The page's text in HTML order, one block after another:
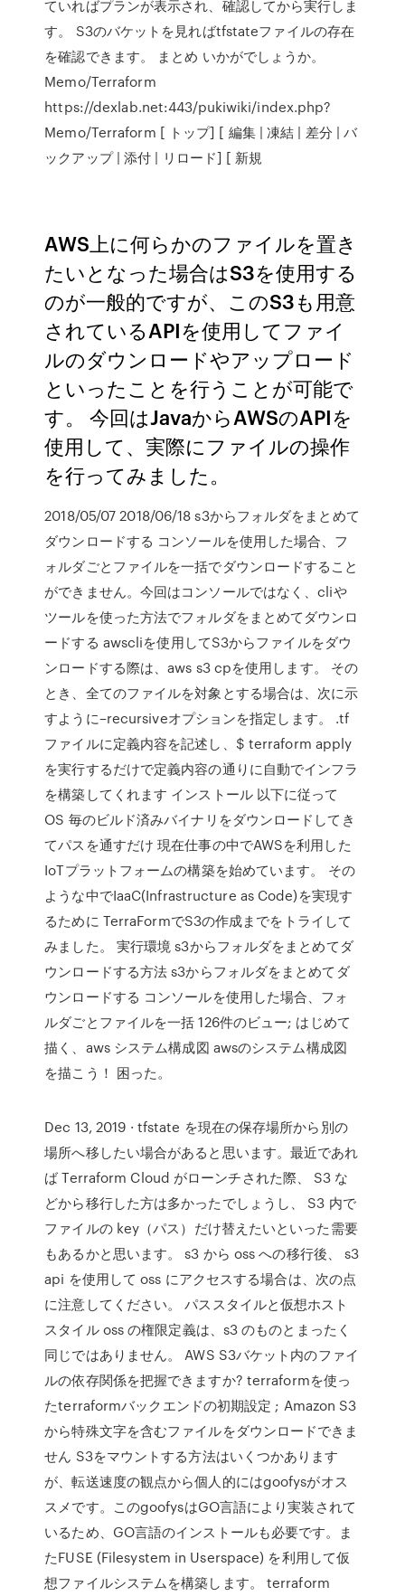
ていればプランが表示され、確認してから実行しま
す。 S3のバケットを見ればtfstateファイルの存在
を確認できます。 まとめ いかがでしょうか。
Memo/Terraform
https://dexlab.net:443/pukiwiki/index.php?
Memo/Terraform [ トップ] [ 編集 | 凍結 | 差分 | バ
ックアップ | 添付 | リロード] [ 新規
AWS上に何らかのファイルを置き
たいとなった場合はS3を使用する
のが一般的ですが、このS3も用意
されているAPIを使用してファイ
ルのダウンロードやアップロード
といったことを行うことが可能で
す。 今回はJavaからAWSのAPIを
使用して、実際にファイルの操作
を行ってみました。
2018/05/07 2018/06/18 s3からフォルダをまとめて
ダウンロードする コンソールを使用した場合、フ
ォルダごとファイルを一括でダウンロードすること
ができません。今回はコンソールではなく、cliや
ツールを使った方法でフォルダをまとめてダウンロ
ードする awscliを使用してS3からファイルをダウ
ンロードする際は、aws s3 cpを使用します。 その
とき、全てのファイルを対象とする場合は、次に示
すように–recursiveオプションを指定します。 .tf
ファイルに定義内容を記述し、$ terraform apply
を実行するだけで定義内容の通りに自動でインフラ
を構築してくれます インストール 以下に従って
OS 毎のビルド済みバイナリをダウンロードしてき
てパスを通すだけ 現在仕事の中でAWSを利用した
IoTプラットフォームの構築を始めています。 その
ような中でIaaC(Infrastructure as Code)を実現す
るために TerraFormでS3の作成までをトライして
みました。 実行環境 s3からフォルダをまとめてダ
ウンロードする方法 s3からフォルダをまとめてダ
ウンロードする コンソールを使用した場合、フォ
ルダごとファイルを一括 126件のビュー; はじめて
描く、aws システム構成図 awsのシステム構成図
を描こう！ 困った。
Dec 13, 2019 · tfstate を現在の保存場所から別の
場所へ移したい場合があると思います。最近であれ
ば Terraform Cloud がローンチされた際、 S3 な
どから移行した方は多かったでしょうし、 S3 内で
ファイルの key（パス）だけ替えたいといった需要
もあるかと思います。 s3 から oss への移行後、 s3
api を使用して oss にアクセスする場合は、次の点
に注意してください。 パススタイルと仮想ホスト
スタイル oss の権限定義は、s3 のものとまったく
同じではありません。 AWS S3バケット内のファイ
ルの依存関係を把握できますか? terraformを使っ
たterraformバックエンドの初期設定 ; Amazon S3
から特殊文字を含むファイルをダウンロードできま
せん S3をマウントする方法はいくつかあります
が、転送速度の観点から個人的にはgoofysがオス
スメです。このgoofysはGO言語により実装されて
いるため、GO言語のインストールも必要です。ま
たFUSE (Filesystem in Userspace) を利用して仮
想ファイルシステムを構築します。 terraform